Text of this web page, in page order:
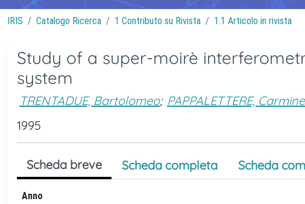
IRIS Catalogo Ricerca 1 Contributo su Rivista 1.1 Articolo in rivista
Study of a super-moirè
system
TRENTADUE, Bartolomeo; PAPPALETTERE, Carmine
1995
Scheda breve Scheda completa Scheda
Anno